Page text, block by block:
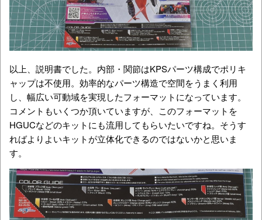
以上、説明書でした。内部・関節はKPSパーツ構成でポリキ
ャップは不使用。効率的なパーツ構造で空間をうまく利用
し、幅広い可動域を実現したフォーマットになっています。
コメントもいくつか頂いていますが、このフォーマットを
HGUCなどのキットにも流用してもらいたいですね。そうす
ればよりよいキットが立体化できるのではないかと思いま
す。